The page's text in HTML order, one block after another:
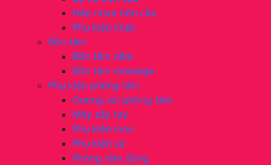
Nắp nhựa bồn cầu
Phụ kiện khác
Bồn tắm
Bồn tắm nằm
Bồn tắm massage
Phụ kiện phòng tắm
Gương soi phòng tắm
Máy sấy tay
Phụ kiện inox
Phụ kiện sứ
Phòng tắm đứng